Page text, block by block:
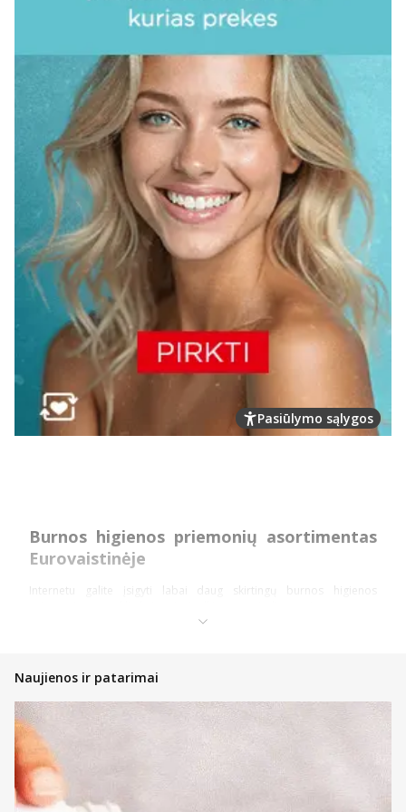
Pasiūlymo sąlygos
Burnos higienos priemonių asortimentas
Eurovaistinėje
Internetu galite įsigyti labai daug skirtingų burnos higienos
pagrindinė ir kiekvieno naudojama higienos priemonė.
tačiau ir būtent jums tinkančių pastų. Turime jautriems
dantims, jautrioms dantenoms bei vaikams pritaikytų
arba jautrumą mažinantį poveikį.
dantų higienos priemonė arba net būtinas naudoti
Naujienos ir patarimai